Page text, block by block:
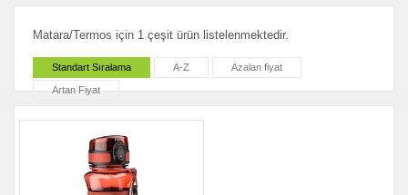
Matara/Termos için 1 çeşit ürün listelenmektedir.
Standart Sıralama A-Z Azalan fiyat
Artan Fiyat